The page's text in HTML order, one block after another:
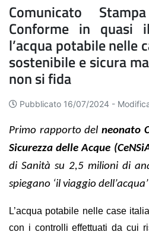
Comunicato
Conforme in quasi
l’acqua potabile nelle
sostenibile e sicura
non si fida
Pubblicato 16/07/2024 -
Primo rapporto delneonato
Sicurezza delle Acque (
di Sanità su 2,5 milioni di
spiegano ‘il viaggio
L’acqua potabile nelle case
con i controlli effettuati da cui